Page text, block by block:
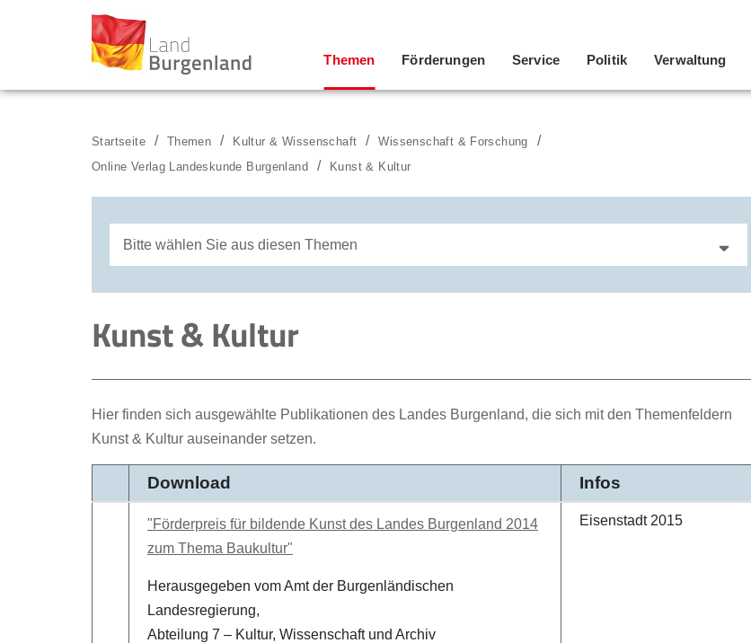
Zum Inhalt
Zum Menü
Zur Suche
Themen Förderungen Service Politik Verwaltung
Startseite Themen Kultur & Wissenschaft
Wissenschaft & Forschung
Online Verlag Landeskunde Burgenland
Kunst & Kultur
Bitte wählen Sie aus diesen Themen
Kulturperspektiven 2020
Kunst & Kultur
Hier finden sich ausgewählte Publikationen des Landes Burgenland, die sich mit den Themenfeldern
Kunst & Kultur auseinander setzen.
Download Infos
"Förderpreis für bildende Kunst des Landes Burgenland 2014
zum Thema Baukultur"
Herausgegeben vom Amt der Burgenländischen
Landesregierung,
Abteilung 7 – Kultur, Wissenschaft und Archiv
Eisenstadt 2015